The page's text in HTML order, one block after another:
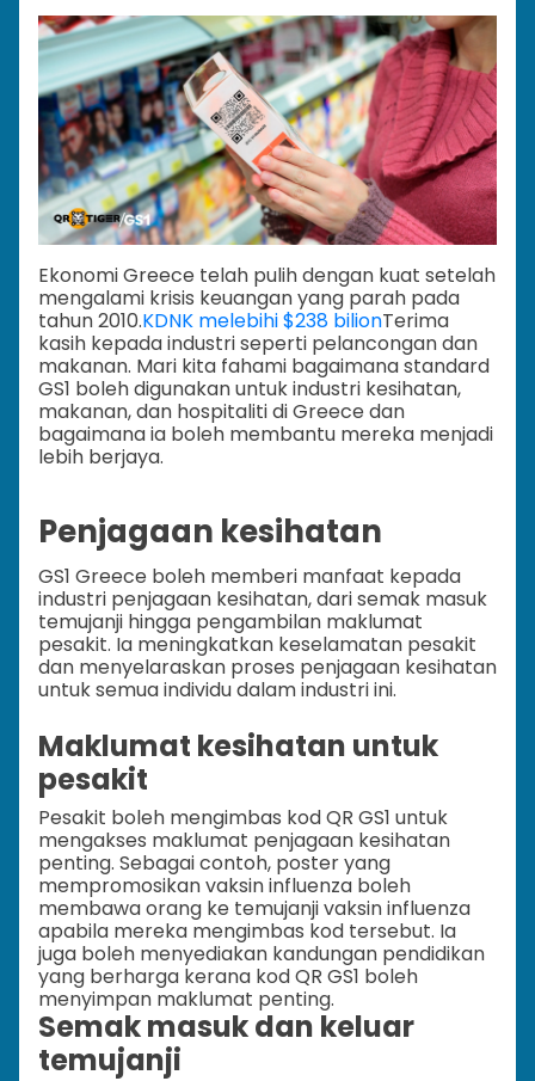
Ekonomi Greece telah pulih dengan kuat setelah
mengalami krisis keuangan yang parah pada
tahun 2010.KDNK melebihi $238 bilionTerima
kasih kepada industri seperti pelancongan dan
makanan. Mari kita fahami bagaimana standard
GS1 boleh digunakan untuk industri kesihatan,
makanan, dan hospitaliti di Greece dan
bagaimana ia boleh membantu mereka menjadi
lebih berjaya.
Penjagaan kesihatan
GS1 Greece boleh memberi manfaat kepada
industri penjagaan kesihatan, dari semak masuk
temujanji hingga pengambilan maklumat
pesakit. Ia meningkatkan keselamatan pesakit
dan menyelaraskan proses penjagaan kesihatan
untuk semua individu dalam industri ini.
Maklumat kesihatan untuk
pesakit
Pesakit boleh mengimbas kod QR GS1 untuk
mengakses maklumat penjagaan kesihatan
penting. Sebagai contoh, poster yang
mempromosikan vaksin influenza boleh
membawa orang ke temujanji vaksin influenza
apabila mereka mengimbas kod tersebut. Ia
juga boleh menyediakan kandungan pendidikan
yang berharga kerana kod QR GS1 boleh
menyimpan maklumat penting.
Semak masuk dan keluar
temujanji